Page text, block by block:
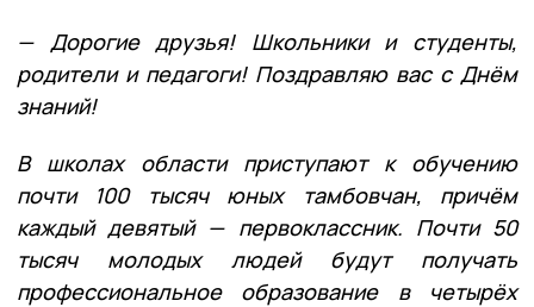
— Дорогие друзья! Школьники и студенты,
родители и педагоги! Поздравляю вас с Днём
знаний!
В школах области приступают к обучению
почти 100 тысяч юных тамбовчан, причём
каждый девятый — первоклассник. Почти 50
тысяч молодых людей будут получать
профессиональное образование в четырёх